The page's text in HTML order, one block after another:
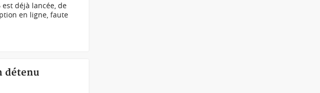
déjà lancée, de
en ligne, faute
détenu